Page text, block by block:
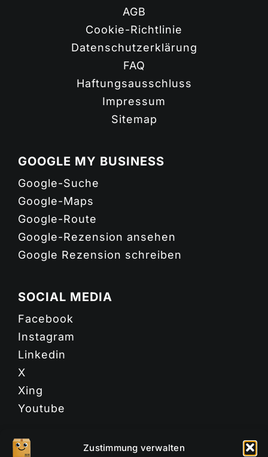
Zustimmung verwalten
AGB
Cookie-Richtlinie
Datenschutzerklärung
FAQ
Haftungsausschluss
Impressum
Sitemap
GOOGLE MY BUSINESS
Google-Suche
Google-Maps
Google-Route
Google-Rezension ansehen
Google Rezension schreiben
SOCIAL MEDIA
Facebook
Instagram
Linkedin
X
Xing
Youtube